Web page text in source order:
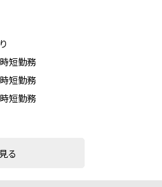
短勤務
短勤務
短勤務
る